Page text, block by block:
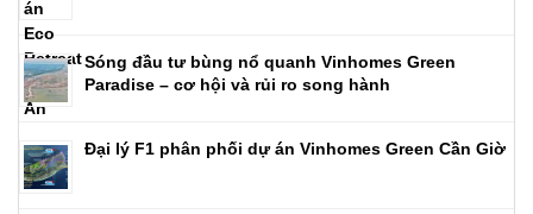
Sóng đầu tư bùng nổ quanh Vinhomes Green
Paradise – cơ hội và rủi ro song hành
Đại lý F1 phân phối dự án Vinhomes Green Cần Giờ